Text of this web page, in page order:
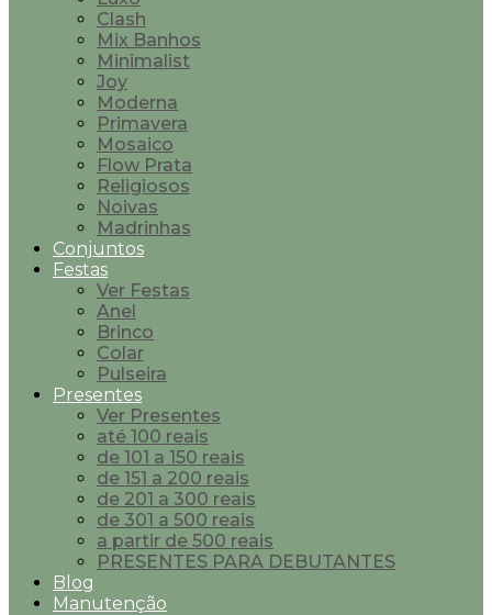
Clash
Mix Banhos
Minimalist
Joy
Moderna
Primavera
Mosaico
Flow Prata
Religiosos
Noivas
Madrinhas
Conjuntos
Festas
Ver Festas
Anel
Brinco
Colar
Pulseira
Presentes
Ver Presentes
até 100 reais
de 101 a 150 reais
de 151 a 200 reais
de 201 a 300 reais
de 301 a 500 reais
a partir de 500 reais
PRESENTES PARA DEBUTANTES
Blog
Manutenção